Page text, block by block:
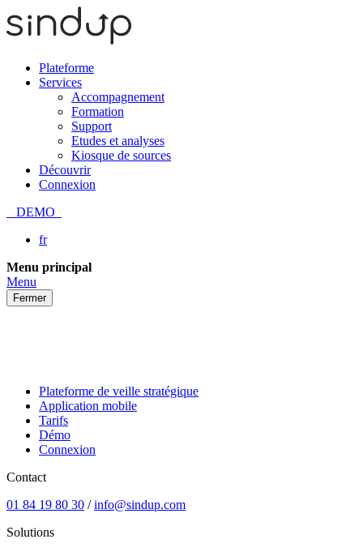
Plateforme
Services
Accompagnement
Formation
Support
Etudes et analyses
Kiosque de sources
Découvrir
Connexion
DEMO
fr
Passer
au
contenu
Menu principal
Menu
Fermer
Plateforme de veille stratégique
Application mobile
Tarifs
Démo
Connexion
Contact
01 84 19 80 30 /info@sindup.com
Solutions